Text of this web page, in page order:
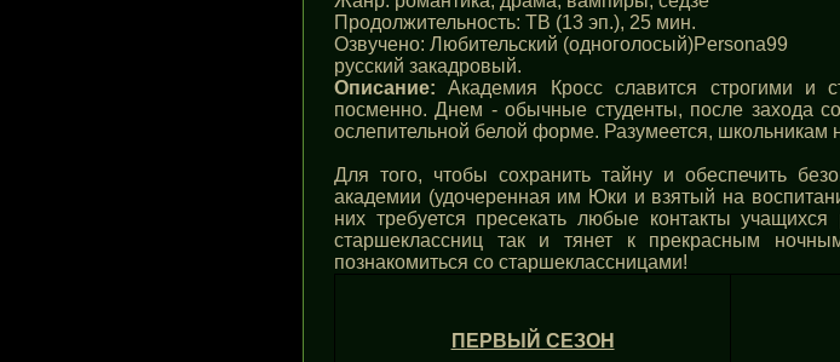
Продолжительность: ТВ (13 эп.), 25 мин.
Озвучено: Любительский (одноголосый)Persona99
русский закадровый.
Описание: Академия Кросс славится строгими и
посменно. Днем - обычные студенты, после захода
ослепительной белой форме. Разумеется, школьникам
Для того, чтобы сохранить тайну и обеспечить
академии (удочеренная им Юки и взятый на
них требуется пресекать любые контакты
старшеклассниц так и тянет к прекрасным
познакомиться со старшеклассницами!
ПЕРВЫЙ СЕЗОН